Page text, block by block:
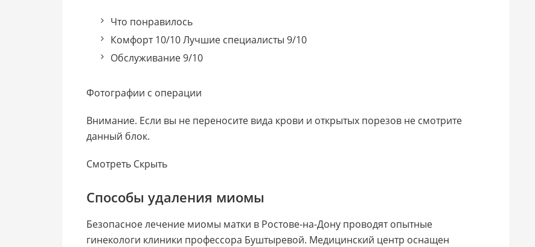
Что понравилось
Комфорт 10/10 Лучшие специалисты 9/10
Обслуживание 9/10
Фотографии с операции
Внимание. Если вы не переносите вида крови и открытых порезов не смотрите
данный блок.
Смотреть Скрыть
Способы удаления миомы
Безопасное лечение миомы матки в Ростове-на-Дону проводят опытные
гинекологи клиники профессора Буштыревой. Медицинский центр оснащен